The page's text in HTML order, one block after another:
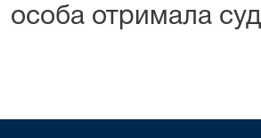
особа отримала